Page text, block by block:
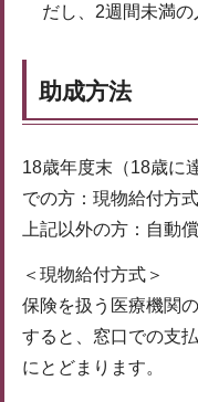
だし、2週間未満
助成方法
18歳年度末（18歳に
での方：現物給付方式
上記以外の方：自動
＜現物給付方式＞
保険を扱う医療機関
すると、窓口での支
にとどまります。